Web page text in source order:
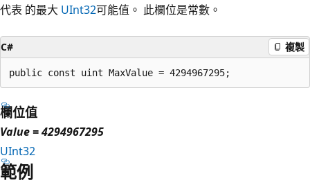
代表 的最大 UInt32可能值。 此欄位是常數。
C# 複製
public const uint MaxValue = 4294967295;
欄位值
Value = 4294967295
UInt32
範例